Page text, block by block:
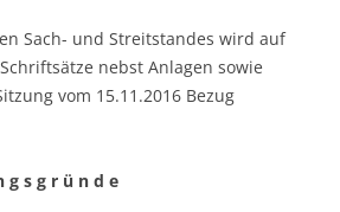
Sach- und Streitstandes wird auf
nebst Anlagen sowie
vom 15.11.2016 Bezug
g s g r ü n d e